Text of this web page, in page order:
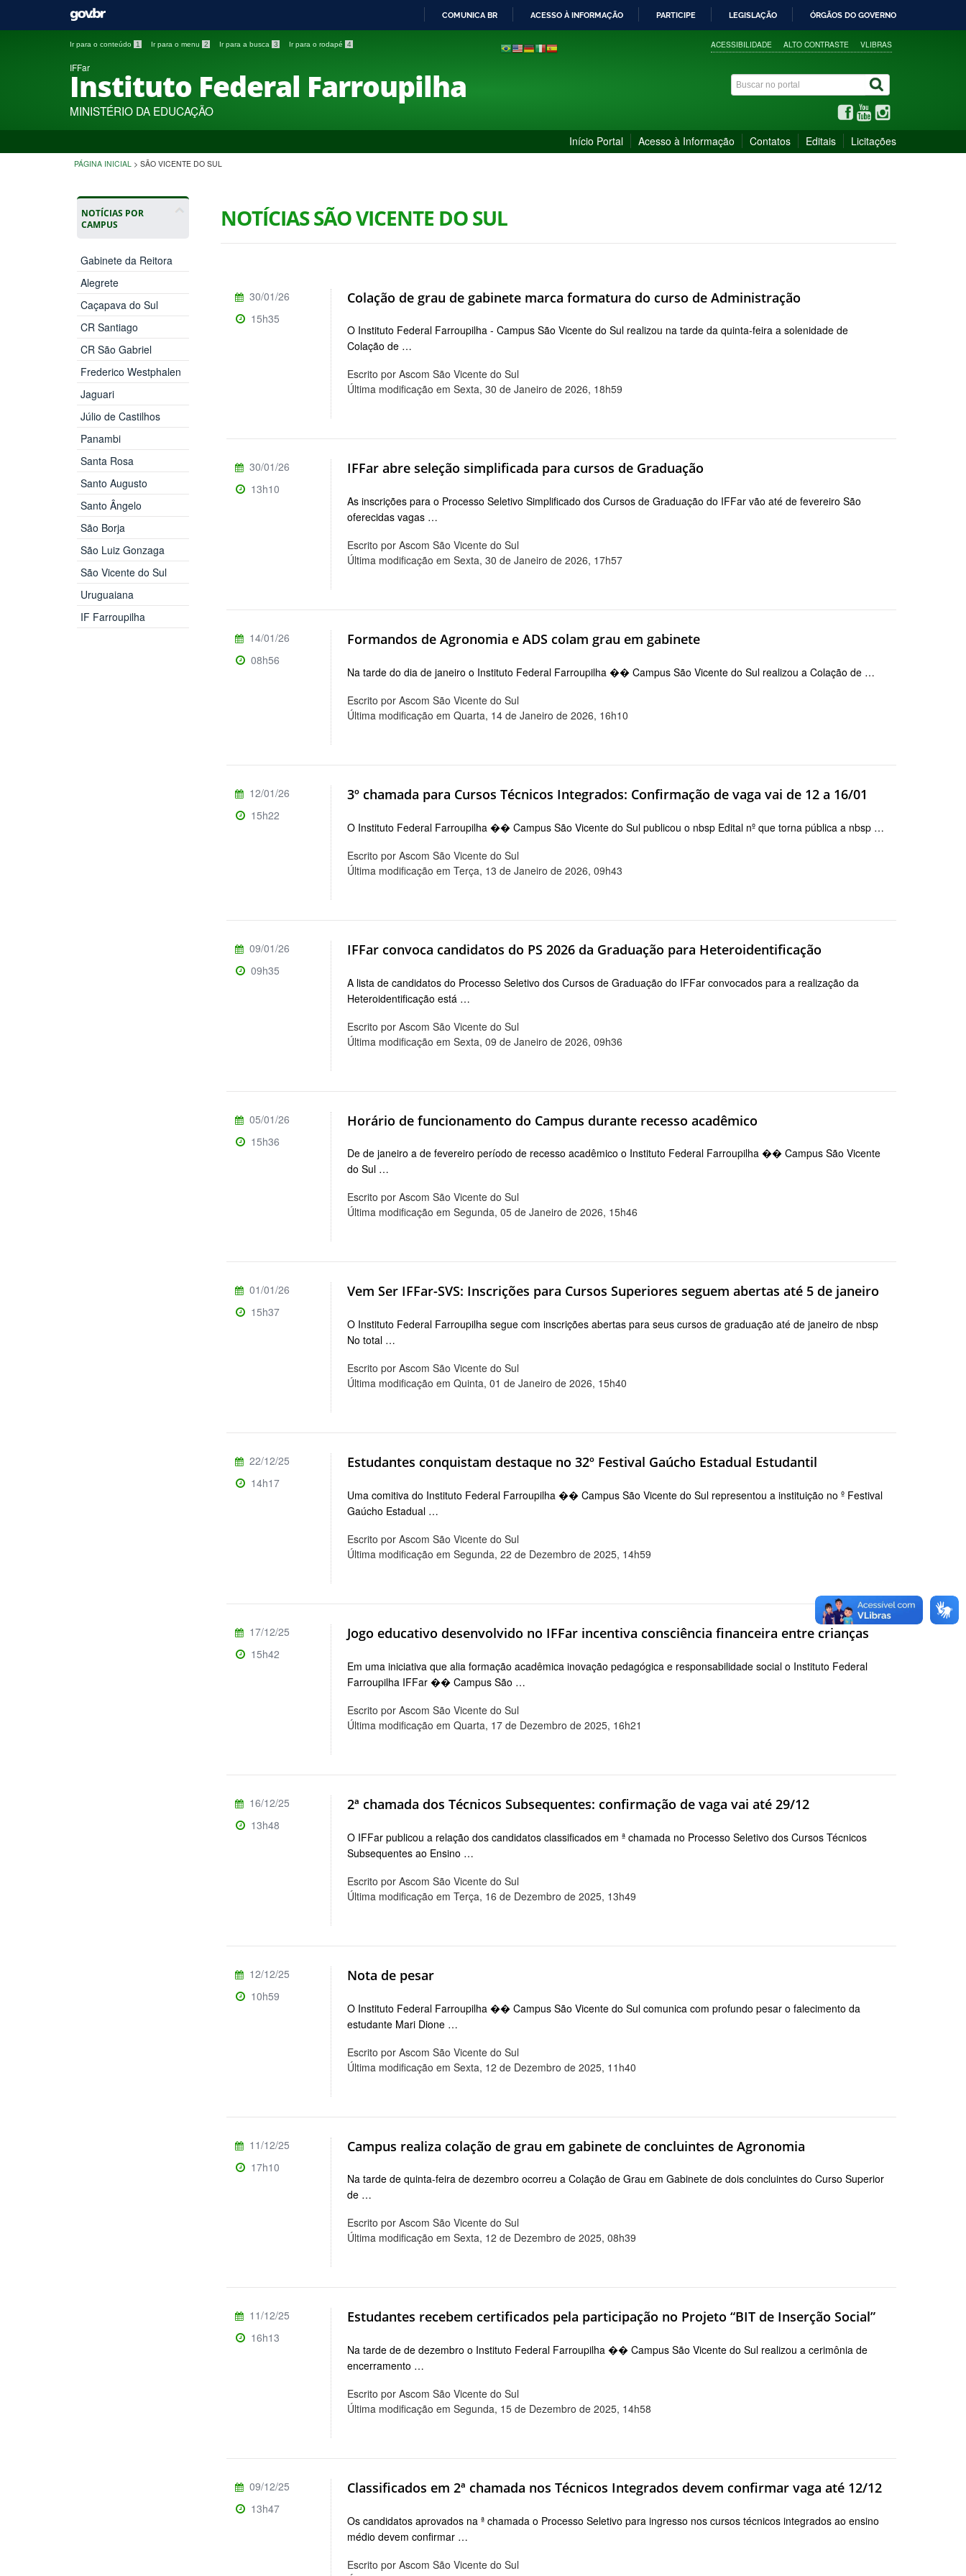
PARA
COMUNICA BR ACESSO À INFORMAÇÃO PARTICIPE LEGISLAÇÃO ÓRGÃOS DO GOVERNO
Ir para o conteúdo 1 Ir para o menu 2 Ir para a busca 3 Ir para o rodapé 4 ACESSIBILIDADE ALTO CONTRASTE VLIBRAS
IFFar
Instituto Federal Farroupilha
MINISTÉRIO DA EDUCAÇÃO
Início Portal Acesso à Informação Contatos Editais Licitações
PÁGINA INICIAL > SÃO VICENTE DO SUL
NOTÍCIAS POR
CAMPUS
Gabinete da Reitora
Alegrete
Caçapava do Sul
CR Santiago
CR São Gabriel
Frederico Westphalen
Jaguari
Júlio de Castilhos
Panambi
Santa Rosa
Santo Augusto
Santo Ângelo
São Borja
São Luiz Gonzaga
São Vicente do Sul
Uruguaiana
IF Farroupilha
NOTÍCIAS SÃO VICENTE DO SUL
Colação de grau de gabinete marca formatura do curso de Administração
O Instituto Federal Farroupilha - Campus São Vicente do Sul realizou na tarde da quinta-feira a solenidade de
Colação de …
Escrito por Ascom São Vicente do Sul
Última modificação em Sexta, 30 de Janeiro de 2026, 18h59
30/01/26
15h35
IFFar abre seleção simplificada para cursos de Graduação
As inscrições para o Processo Seletivo Simplificado dos Cursos de Graduação do IFFar vão até de fevereiro São
oferecidas vagas …
Escrito por Ascom São Vicente do Sul
Última modificação em Sexta, 30 de Janeiro de 2026, 17h57
30/01/26
13h10
Formandos de Agronomia e ADS colam grau em gabinete
Na tarde do dia de janeiro o Instituto Federal Farroupilha �� Campus São Vicente do Sul realizou a Colação de …
Escrito por Ascom São Vicente do Sul
Última modificação em Quarta, 14 de Janeiro de 2026, 16h10
14/01/26
08h56
3º chamada para Cursos Técnicos Integrados: Confirmação de vaga vai de 12 a 16/01
O Instituto Federal Farroupilha �� Campus São Vicente do Sul publicou o nbsp Edital nº que torna pública a nbsp …
Escrito por Ascom São Vicente do Sul
Última modificação em Terça, 13 de Janeiro de 2026, 09h43
12/01/26
15h22
IFFar convoca candidatos do PS 2026 da Graduação para Heteroidentificação
A lista de candidatos do Processo Seletivo dos Cursos de Graduação do IFFar convocados para a realização da
Heteroidentificação está …
Escrito por Ascom São Vicente do Sul
Última modificação em Sexta, 09 de Janeiro de 2026, 09h36
09/01/26
09h35
Horário de funcionamento do Campus durante recesso acadêmico
De de janeiro a de fevereiro período de recesso acadêmico o Instituto Federal Farroupilha �� Campus São Vicente
do Sul …
Escrito por Ascom São Vicente do Sul
Última modificação em Segunda, 05 de Janeiro de 2026, 15h46
05/01/26
15h36
Vem Ser IFFar-SVS: Inscrições para Cursos Superiores seguem abertas até 5 de janeiro
O Instituto Federal Farroupilha segue com inscrições abertas para seus cursos de graduação até de janeiro de nbsp
No total …
Escrito por Ascom São Vicente do Sul
Última modificação em Quinta, 01 de Janeiro de 2026, 15h40
01/01/26
15h37
Estudantes conquistam destaque no 32º Festival Gaúcho Estadual Estudantil
Uma comitiva do Instituto Federal Farroupilha �� Campus São Vicente do Sul representou a instituição no º Festival
Gaúcho Estadual …
Escrito por Ascom São Vicente do Sul
Última modificação em Segunda, 22 de Dezembro de 2025, 14h59
22/12/25
14h17
Jogo educativo desenvolvido no IFFar incentiva consciência financeira entre crianças
Em uma iniciativa que alia formação acadêmica inovação pedagógica e responsabilidade social o Instituto Federal
Farroupilha IFFar �� Campus São …
Escrito por Ascom São Vicente do Sul
Última modificação em Quarta, 17 de Dezembro de 2025, 16h21
17/12/25
15h42
2ª chamada dos Técnicos Subsequentes: confirmação de vaga vai até 29/12
O IFFar publicou a relação dos candidatos classificados em ª chamada no Processo Seletivo dos Cursos Técnicos
Subsequentes ao Ensino …
Escrito por Ascom São Vicente do Sul
Última modificação em Terça, 16 de Dezembro de 2025, 13h49
16/12/25
13h48
Nota de pesar
O Instituto Federal Farroupilha �� Campus São Vicente do Sul comunica com profundo pesar o falecimento da
estudante Mari Dione …
Escrito por Ascom São Vicente do Sul
Última modificação em Sexta, 12 de Dezembro de 2025, 11h40
12/12/25
10h59
Campus realiza colação de grau em gabinete de concluintes de Agronomia
Na tarde de quinta-feira de dezembro ocorreu a Colação de Grau em Gabinete de dois concluintes do Curso Superior
de …
Escrito por Ascom São Vicente do Sul
Última modificação em Sexta, 12 de Dezembro de 2025, 08h39
11/12/25
17h10
Estudantes recebem certificados pela participação no Projeto “BIT de Inserção Social”
Na tarde de de dezembro o Instituto Federal Farroupilha �� Campus São Vicente do Sul realizou a cerimônia de
encerramento …
Escrito por Ascom São Vicente do Sul
Última modificação em Segunda, 15 de Dezembro de 2025, 14h58
11/12/25
16h13
Classificados em 2ª chamada nos Técnicos Integrados devem confirmar vaga até 12/12
Os candidatos aprovados na ª chamada o Processo Seletivo para ingresso nos cursos técnicos integrados ao ensino
médio devem confirmar …
Escrito por Ascom São Vicente do Sul
09/12/25
13h47